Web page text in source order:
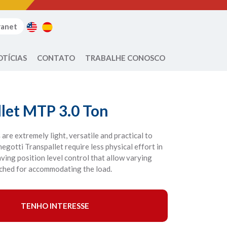
CONTATO TRABALHE CONOSCO
MTP 3.0 Ton
are extremely light, versatile and practical to
Transpallet require less physical effort in
position level control that allow varying
for accommodating the load.
TENHO INTERESSE